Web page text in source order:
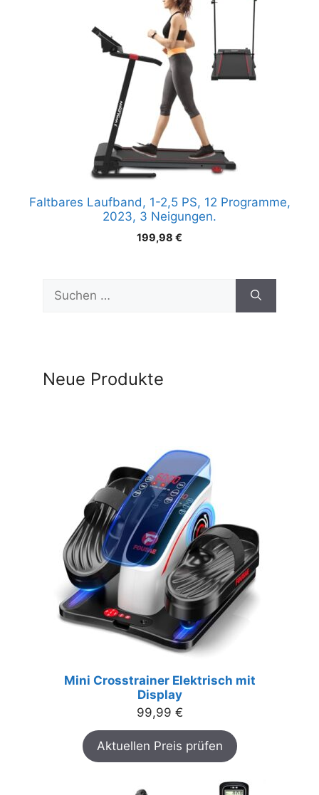
Faltbares Laufband, 1-2,5 PS, 12 Programme,
2023, 3 Neigungen.
199,98 €
nach:
Neue Produkte
Mini Crosstrainer Elektrisch mit
Display
99,99 €
Aktuellen Preis prüfen